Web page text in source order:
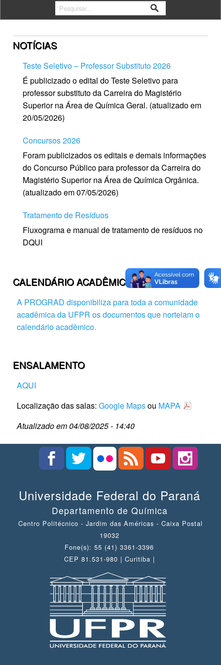
NOTÍCIAS
Teste Seletivo – Professor Substituto 2026
É publicizado o edital do Teste Seletivo para
professor substituto da Carreira do Magistério
Superior na Área de Química Geral. (atualizado em
20/05/2026)
Concursos 2026
Foram publicizados os editais e demais informações
do Concurso Público para professor da Carreira do
Magistério Superior na Área de Química Orgânica.
(atualizado em 07/05/2026)
Tratamento de Resíduos
Fluxograma e manual de tratamento de resíduos no
DQUI
CALENDÁRIO ACADÊMICO
A PROGRAD disponibiliza para toda a comunidade
acadêmica da UFPR os documentos que norteiam o
calendário acadêmico.
ENSALAMENTO
AQUI
Localização das salas: Google Mapsou MAPA
Atualizado em 04/08/2025 - 14:40
Universidade Federal do Paraná
Departamento de Química
Centro Politécnico - Jardim das Américas - Caixa Postal
19032
Fone(s): 55 (41) 3361-3396
CEP 81.531-980 | Curitiba |